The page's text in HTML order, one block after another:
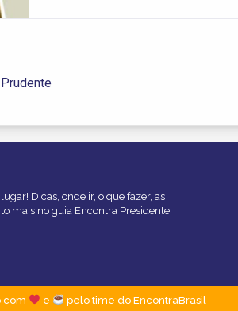
Dicas, onde ir, o que fazer, as
mais no guia Encontra Presidente
com e pelo time do EncontraBrasil